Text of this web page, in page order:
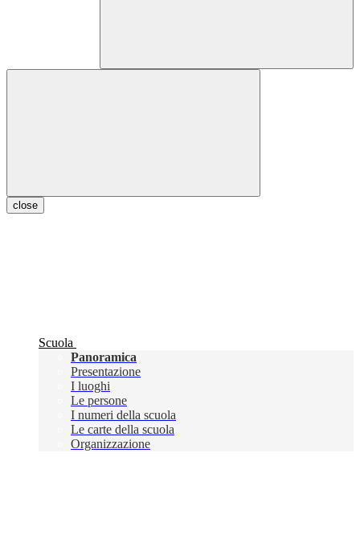
close
Scuola
Panoramica
Presentazione
I luoghi
Le persone
I numeri della scuola
Le carte della scuola
Organizzazione